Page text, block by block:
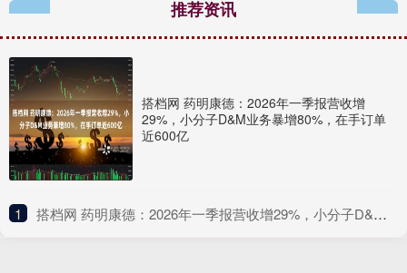
推荐资讯
搭档网 药明康德：2026年一季报营收增
29%，小分子D&M业务暴增80%，在手订单
近600亿
1 ​搭档网 药明康德：2026年一季报营收增29%，小分子D&M业务暴增80%，在手订单近600亿